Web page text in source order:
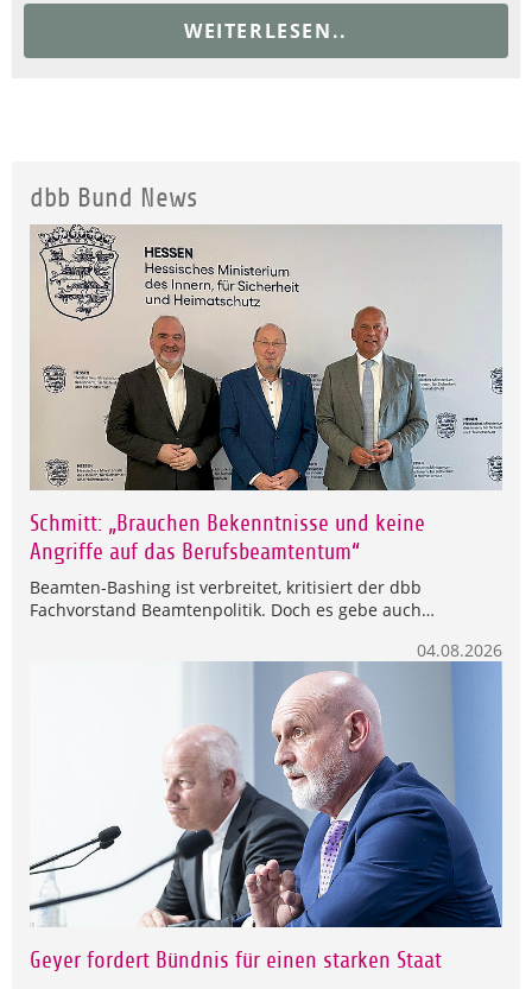
WEITERLESEN..
dbb Bund News
Schmitt: „Brauchen Bekenntnisse und keine
Angriffe auf das Berufsbeamtentum“
Beamten-Bashing ist verbreitet, kritisiert der dbb
Fachvorstand Beamtenpolitik. Doch es gebe auch…
04.08.2026
Geyer fordert Bündnis für einen starken Staat